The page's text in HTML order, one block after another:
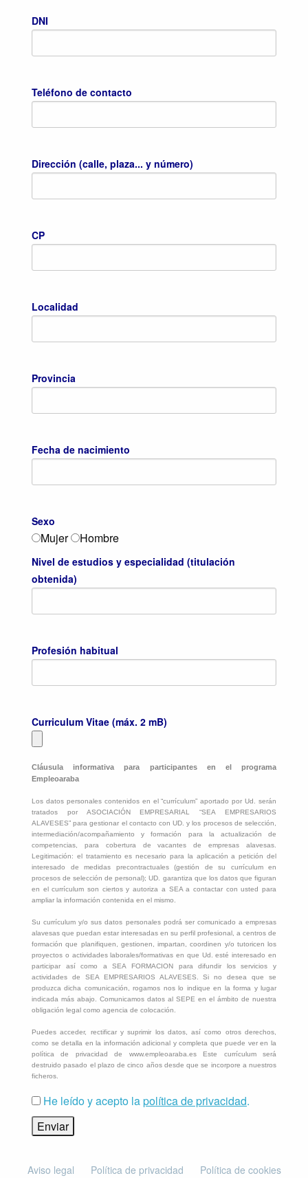
DNI
Teléfono de contacto
Dirección (calle, plaza... y número)
CP
Localidad
Provincia
Fecha de nacimiento
Sexo
Mujer Hombre
Nivel de estudios y especialidad (titulación
obtenida)
Profesión habitual
Curriculum Vitae (máx. 2 mB)
Cláusula informativa para participantes en el programa
Empleoaraba
Los datos personales contenidos en el “currículum” aportado por Ud. serán
tratados por ASOCIACIÓN EMPRESARIAL “SEA EMPRESARIOS
ALAVESES” para gestionar el contacto con UD. y los procesos de selección,
intermediación/acompañamiento y formación para la actualización de
competencias, para cobertura de vacantes de empresas alavesas.
Legitimación: el tratamiento es necesario para la aplicación a petición del
interesado de medidas precontractuales (gestión de su currículum en
procesos de selección de personal); UD. garantiza que los datos que figuran
en el currículum son ciertos y autoriza a SEA a contactar con usted para
ampliar la información contenida en el mismo.
Su currículum y/o sus datos personales podrá ser comunicado a empresas
alavesas que puedan estar interesadas en su perfil profesional, a centros de
formación que planifiquen, gestionen, impartan, coordinen y/o tutoricen los
proyectos o actividades laborales/formativas en que Ud. esté interesado en
participar así como a SEA FORMACION para difundir los servicios y
actividades de SEA EMPRESARIOS ALAVESES. Si no desea que se
produzca dicha comunicación, rogamos nos lo indique en la forma y lugar
indicada más abajo. Comunicamos datos al SEPE en el ámbito de nuestra
obligación legal como agencia de colocación.
Puedes acceder, rectificar y suprimir los datos, así como otros derechos,
como se detalla en la información adicional y completa que puede ver en la
política de privacidad de www.empleoaraba.es Este currículum será
destruido pasado el plazo de cinco años desde que se incorpore a nuestros
ficheros.
He leído y acepto lapolítica de privacidad.
Aviso legal Política de privacidad Política de cookies